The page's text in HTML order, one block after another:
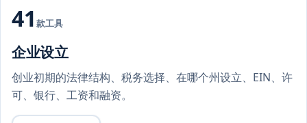
41 款工具
企业设立
创业初期的法律结构、税务选择、在哪个州设立、EIN、许
可、银行、工资和融资。